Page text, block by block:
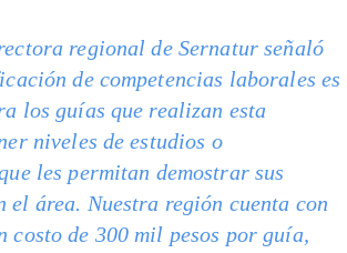
regional de Sernatur señaló
de competencias laborales es
los guías que realizan esta
niveles de estudios o
les permitan demostrar sus
el área. Nuestra región cuenta con
costo de 300 mil pesos por guía,